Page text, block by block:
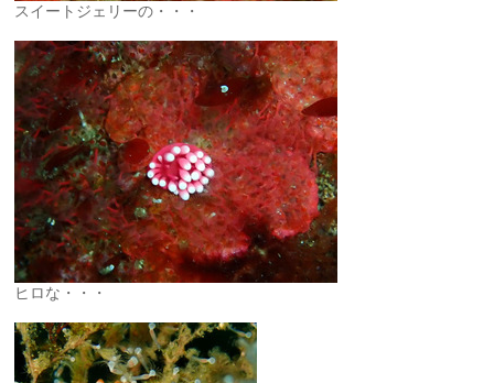
スイートジェリーの・・・
ヒロな・・・